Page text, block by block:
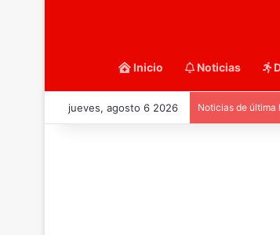
Inicio Noticias
jueves, agosto 6 2026 Noticias de última